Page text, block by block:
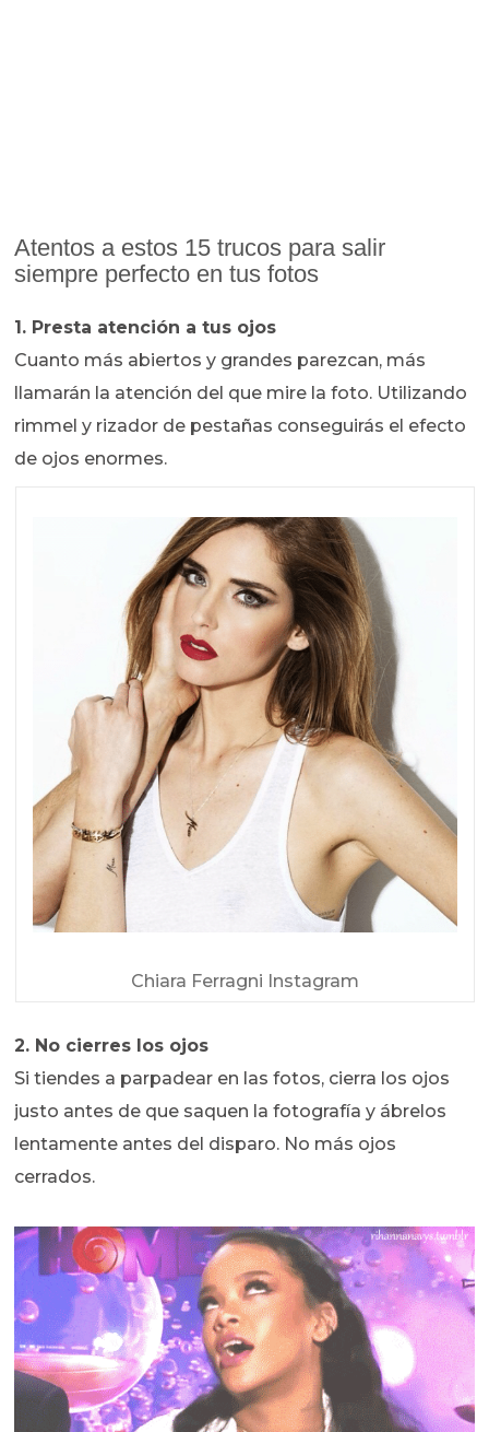
Atentos a estos 15 trucos para salir
siempre perfecto en tus fotos
1. Presta atención a tus ojos
Cuanto más abiertos y grandes parezcan, más
llamarán la atención del que mire la foto. Utilizando
rimmel y rizador de pestañas conseguirás el efecto
de ojos enormes.
Chiara Ferragni Instagram
2. No cierres los ojos
Si tiendes a parpadear en las fotos, cierra los ojos
justo antes de que saquen la fotografía y ábrelos
lentamente antes del disparo. No más ojos
cerrados.